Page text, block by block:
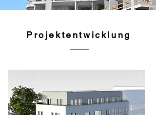
Projektentwicklung